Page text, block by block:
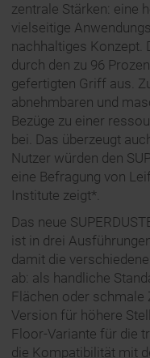
zentrale Stärken: eine
vielseitige
nachhaltiges Konzept.
durch den zu 96
gefertigten Griff aus.
abnehmbaren und
Bezüge zu einer
bei. Das überzeugt
Nutzer würden den
eine Befragung von
Institute zeigt*.
Das neue
ist in drei
damit die
ab: als handliche
Flächen oder schmale
Version für höhere
Floor-Variante für die
die Kompatibilität mit